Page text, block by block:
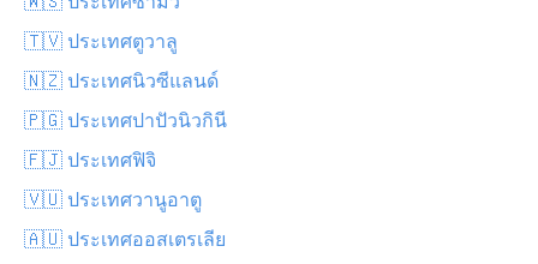
🇹🇻 ประเทศตูวาลู
🇳🇿 ประเทศนิวซีแลนด์
🇵🇬 ประเทศปาปัวนิวกินี
🇫🇯 ประเทศฟิจิ
🇻🇺 ประเทศวานูอาตู
🇦🇺 ประเทศออสเตรเลีย